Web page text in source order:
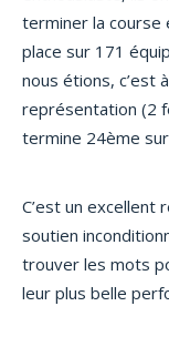
terminer la course
place sur 171
nous étions, c’est
représentation (2
termine 24ème
C’est un excellent
soutien
trouver les mots
leur plus belle